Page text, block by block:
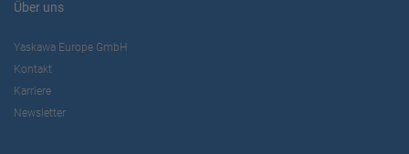
Über uns
Yaskawa Europe GmbH
Kontakt
Karriere
Newsletter